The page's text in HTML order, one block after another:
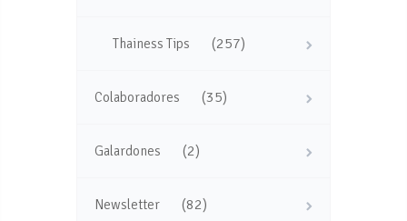
Thainess Tips (257)
Colaboradores (35)
Galardones (2)
Newsletter (82)